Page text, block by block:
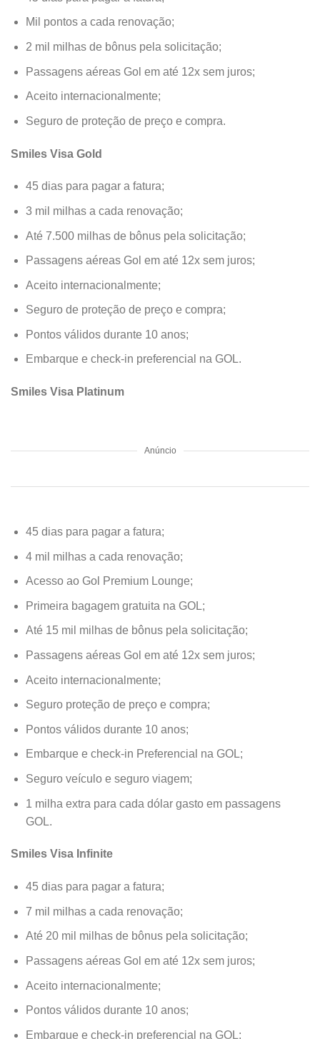
Mil pontos a cada renovação;
2 mil milhas de bônus pela solicitação;
Passagens aéreas Gol em até 12x sem juros;
Aceito internacionalmente;
Seguro de proteção de preço e compra.
Smiles Visa Gold
45 dias para pagar a fatura;
3 mil milhas a cada renovação;
Até 7.500 milhas de bônus pela solicitação;
Passagens aéreas Gol em até 12x sem juros;
Aceito internacionalmente;
Seguro de proteção de preço e compra;
Pontos válidos durante 10 anos;
Embarque e check-in preferencial na GOL.
Smiles Visa Platinum
Anúncio
45 dias para pagar a fatura;
4 mil milhas a cada renovação;
Acesso ao Gol Premium Lounge;
Primeira bagagem gratuita na GOL;
Até 15 mil milhas de bônus pela solicitação;
Passagens aéreas Gol em até 12x sem juros;
Aceito internacionalmente;
Seguro proteção de preço e compra;
Pontos válidos durante 10 anos;
Embarque e check-in Preferencial na GOL;
Seguro veículo e seguro viagem;
1 milha extra para cada dólar gasto em passagens
GOL.
Smiles Visa Infinite
45 dias para pagar a fatura;
7 mil milhas a cada renovação;
Até 20 mil milhas de bônus pela solicitação;
Passagens aéreas Gol em até 12x sem juros;
Aceito internacionalmente;
Pontos válidos durante 10 anos;
Embarque e check-in preferencial na GOL;